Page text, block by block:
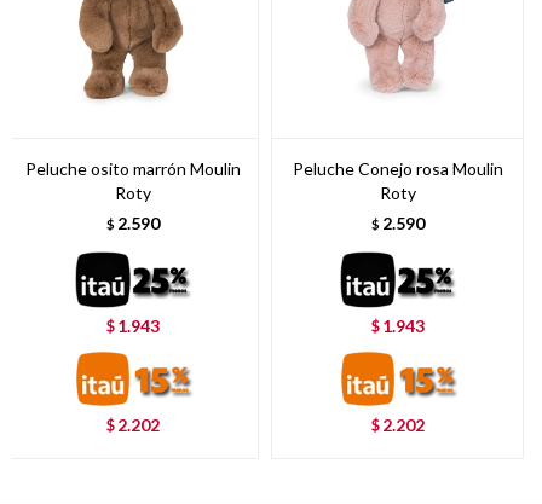
Peluche osito marrón Moulin
Roty
$ 2.590
$ 1.943
$ 2.202
Peluche Conejo rosa Moulin
Roty
$ 2.590
$ 1.943
$ 2.202